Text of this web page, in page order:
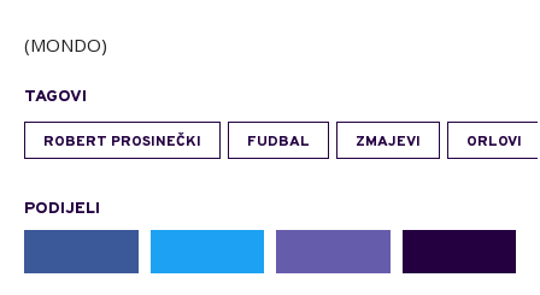
(MONDO)
TAGOVI
ROBERT PROSINEČKI FUDBAL ZMAJEVI ORLOVI
PODIJELI